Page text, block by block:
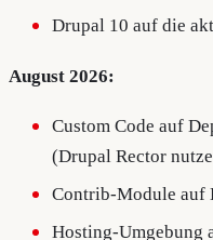
Drupal 10 auf die
August 2026:
Custom Code auf
(Drupal Rector
Contrib-Module auf
Hosting-Umgebung